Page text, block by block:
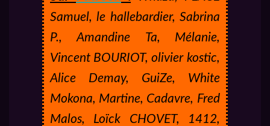
Samuel, le hallebardier, Sabrina
P., Amandine Ta, Mélanie,
Vincent BOURIOT, olivier kostic,
Alice Demay, GuiZe, White
Mokona, Martine, Cadavre, Fred
Malos, Loïck CHOVET, 1412,